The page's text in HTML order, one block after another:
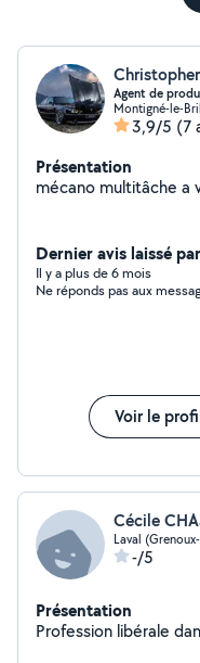
Agent de
Montigné-le-
3,9/5 (7
Présentation
mécano multitâche a
Dernier avis laissé
Il y a plus de 6 mois
Ne réponds pas aux
Voir le
Cécile
Laval
-/5
Présentation
Profession libérale